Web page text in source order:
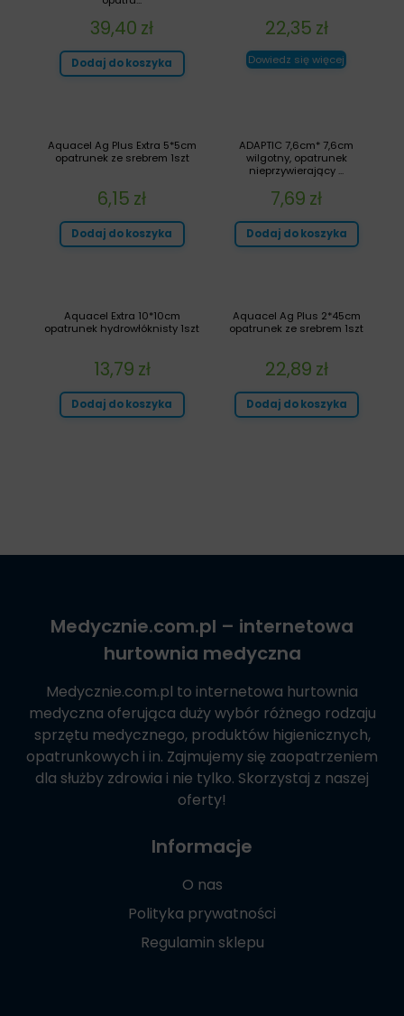
22,35 zł
Dowiedz się więcej
39,40 zł
Dodaj do koszyka
ADAPTIC 7,6cm* 7,6cm
wilgotny, opatrunek
nieprzywierający ...
7,69 zł
Dodaj do koszyka
Aquacel Ag Plus Extra 5*5cm
opatrunek ze srebrem 1szt
6,15 zł
Dodaj do koszyka
Aquacel Ag Plus 2*45cm
opatrunek ze srebrem 1szt
22,89 zł
Dodaj do koszyka
Aquacel Extra 10*10cm
opatrunek hydrowłóknisty 1szt
13,79 zł
Dodaj do koszyka
Medycznie.com.pl – internetowa
hurtownia medyczna
Medycznie.com.pl to internetowa hurtownia
medyczna oferująca duży wybór różnego rodzaju
sprzętu medycznego, produktów higienicznych,
opatrunkowych i in. Zajmujemy się zaopatrzeniem
dla służby zdrowia i nie tylko. Skorzystaj z naszej
oferty!
Informacje
O nas
Polityka prywatności
Regulamin sklepu